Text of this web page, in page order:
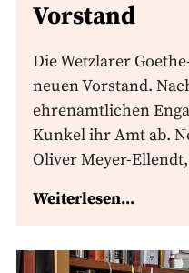
Vorstand
Die Wetzlarer
neuen Vorstand.
ehrenamtlichen
Kunkel ihr Amt ab.
Oliver Meyer-
Weiterlesen...